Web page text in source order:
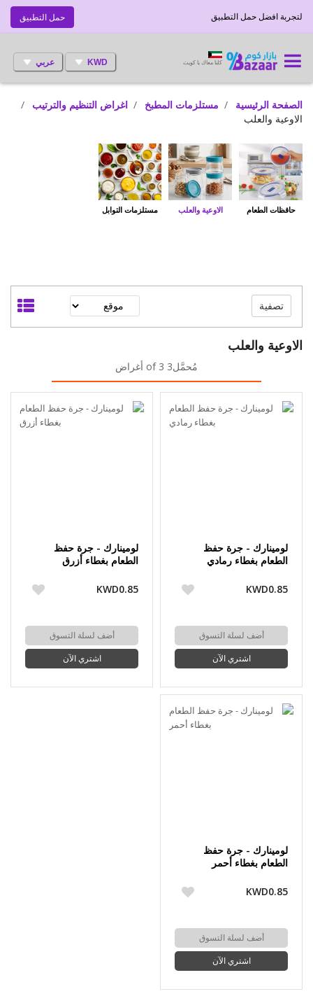
حمل التطبيق لتجربة افضل حمل التطبيق
KWD عربي كلنا معاك يا كويت
الصفحة الرئيسية مستلزمات المطبخ
اغراض التنظيم والترتيب
الاوعية والعلب
حاقظات الطعام الاوعية والعلب مستلزمات التوابل
الاوعية والعلب
مُحمَّل3 of 3 أغراض
لومينارك - جرة حفظ
الطعام بغطاء رمادي
KWD0.85
أضف لسلة التسوق
اشتري الآن
لومينارك - جرة حفظ
الطعام بغطاء أزرق
KWD0.85
أضف لسلة التسوق
اشتري الآن
لومينارك - جرة حفظ
الطعام بغطاء أحمر
KWD0.85
أضف لسلة التسوق
اشتري الآن
تصفية